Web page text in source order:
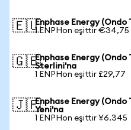
🇪🇺Enphase Energy
1 ENPHon eşittir €34,75
🇬🇧Enphase Energy
Sterlini'na
1 ENPHon eşittir £29,77
🇯🇵Enphase Energy
Yeni'na
1 ENPHon eşittir ¥6.345